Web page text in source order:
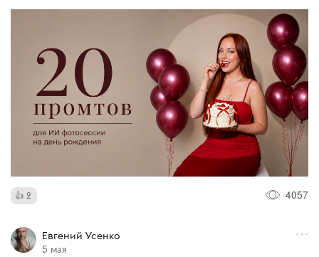
2 4057
Евгений Усенко
5 мая